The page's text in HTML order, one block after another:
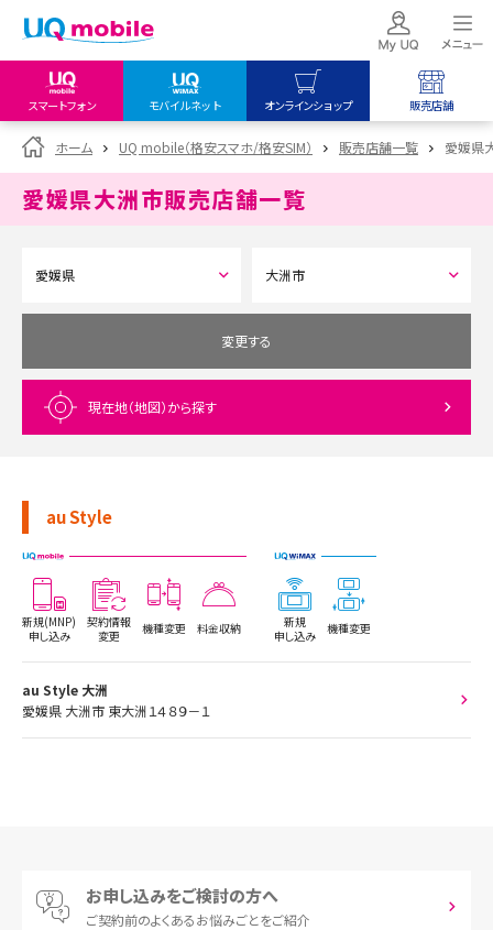
スマートフォン モバイルネット オンラインショップ 販売店舗
my UQ WiMAX
UQ WiMAX ご契約の方
My UQ mobile
データチャージサイト
UQ mobile
オンラインショップ
UQ WiMAX
UQ mobile
販売店舗
UQ WiMAX
ホーム UQ mobile（格安スマホ/格安SIM） 販売店舗一覧 愛媛県
愛媛県大洲市販売店舗一覧
変更する
現在地（地図）から探す
au Style
新規(MNP)
申し込み
契約情報
変更
機種変更 料金収納
新規
申し込み
機種変更
au Style 大洲
愛媛県 大洲市 東大洲１４８９－１
お申し込みをご検討の方へ
ご契約前のよくあるお悩みごとをご紹介